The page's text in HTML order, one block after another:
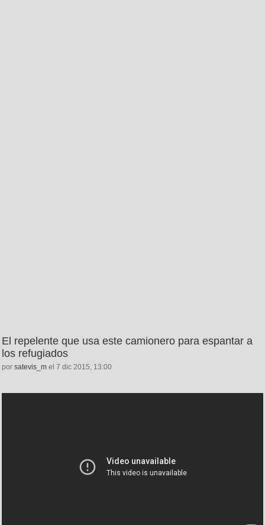
El repelente que usa este camionero para espantar a
los refugiados
por satevis_m el 7 dic 2015, 13:00